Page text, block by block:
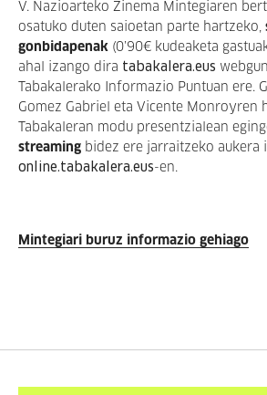
V. Nazioarteko Zinema Mintegiaren
osatuko duten saioetan parte hartzeko,
gonbidapenak (0’90€ kudeaketa
ahal izango dira tabakalera.eus
Tabakalerako Informazio Puntuan ere.
Gomez Gabriel eta Vicente Monroyren
Tabakaleran modu presentzialean
streaming bidez ere jarraitzeko aukera
online.tabakalera.eus-en.
Mintegiari buruz informazio gehiago